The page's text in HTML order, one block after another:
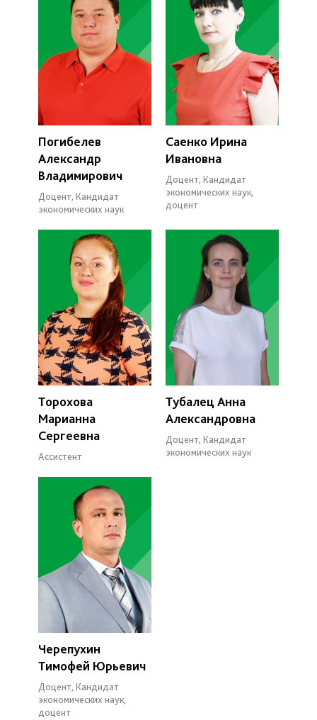
Погибелев
Александр
Владимирович
Доцент, Кандидат
экономических наук
Саенко Ирина
Ивановна
Доцент, Кандидат
экономических наук,
доцент
Торохова
Марианна
Сергеевна
Ассистент
Тубалец Анна
Александровна
Доцент, Кандидат
экономических наук
Черепухин
Тимофей Юрьевич
Доцент, Кандидат
экономических наук,
доцент